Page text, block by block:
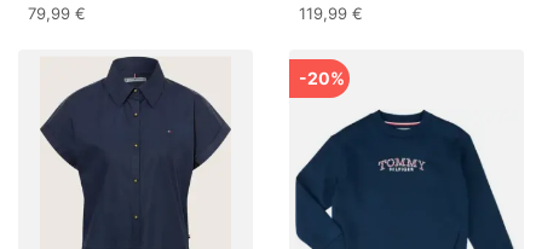
79,99 €
119,99 €
-20%